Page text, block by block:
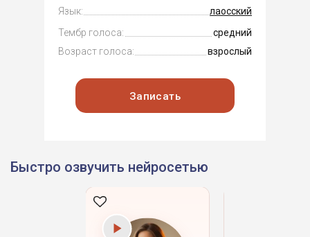
Язык:
лаосский
Тембр голоса:
средний
Возраст голоса:
взрослый
Записать
Быстро озвучить нейросетью